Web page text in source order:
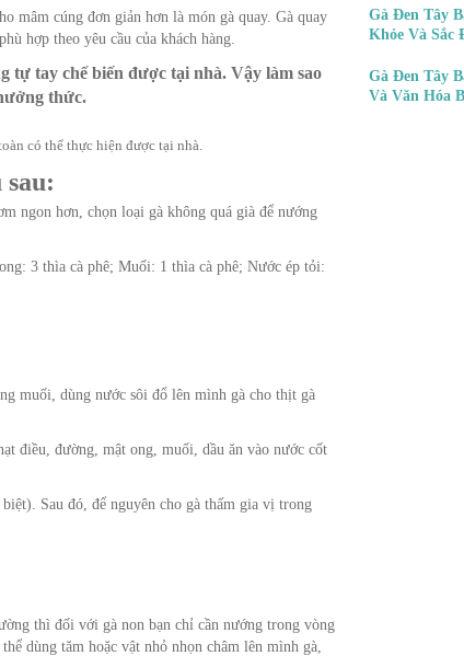
mâm cúng đơn giản hơn là món gà quay. Gà quay
hợp theo yêu cầu của khách hàng.
tự tay chế biến được tại nhà. Vậy làm sao
thức.
có thể thực hiện được tại nhà.
sau:
ngon hơn, chọn loại gà không quá già để nướng
3 thìa cà phê; Muối: 1 thìa cà phê; Nước ép tỏi:
muối, dùng nước sôi đổ lên mình gà cho thịt gà
điều, đường, mật ong, muối, dầu ăn vào nước cốt
Sau đó, để nguyên cho gà thấm gia vị trong
thì đối với gà non bạn chỉ cần nướng trong vòng
dùng tăm hoặc vật nhỏ nhọn châm lên mình gà,
Gà Đen Tây
Khỏe Và Sắc
Gà Đen Tây
Và Văn Hóa